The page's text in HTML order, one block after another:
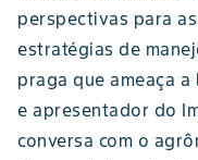
perspectivas para
estratégias de
praga que ameaça
e apresentador do
conversa com o